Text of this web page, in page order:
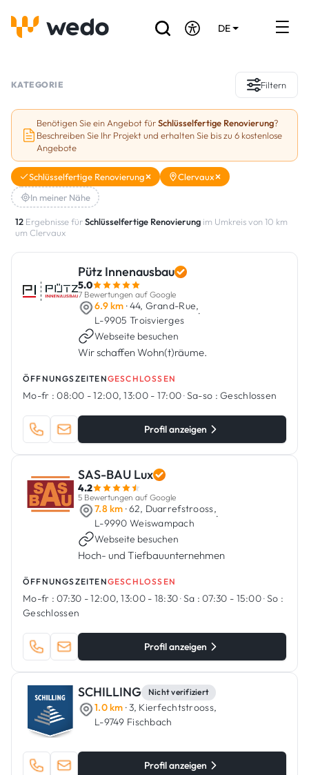
DE
Referenzen
Förderungen & Zuschüsse
Stellenbörse
Sind Sie Handwerker?
Einloggen
KATEGORIE Filtern
Benötigen Sie ein Angebot fürSchlüsselfertige Renovierung?
Beschreiben Sie Ihr Projekt und erhalten Sie bis zu 6 kostenlose
Angebote
Schlüsselfertige Renovierung
Clervaux
In meiner Nähe
12 Ergebnisse fürSchlüsselfertige Renovierung im Umkreis von 10 km
um Clervaux
Pütz Innenausbau
5.0
7 Bewertungen auf Google
6.9 km · 44, Grand-Rue,
L-9905 Troisvierges
·
Webseite besuchen
Wir schaffen Wohn(t)räume.
ÖFFNUNGSZEITENGESCHLOSSEN
Mo-fr : 08:00 - 12:00, 13:00 - 17:00·Sa-so : Geschlossen
Profil anzeigen
SAS-BAU Lux
4.2
5 Bewertungen auf Google
7.8 km · 62, Duarrefstrooss,
L-9990 Weiswampach
·
Webseite besuchen
Hoch- und Tiefbauunternehmen
ÖFFNUNGSZEITENGESCHLOSSEN
Mo-fr : 07:30 - 12:00, 13:00 - 18:30·Sa : 07:30 - 15:00·So :
Geschlossen
Profil anzeigen
SCHILLING Nicht verifiziert
1.0 km · 3, Kierfechtstrooss,
L-9749 Fischbach
Profil anzeigen